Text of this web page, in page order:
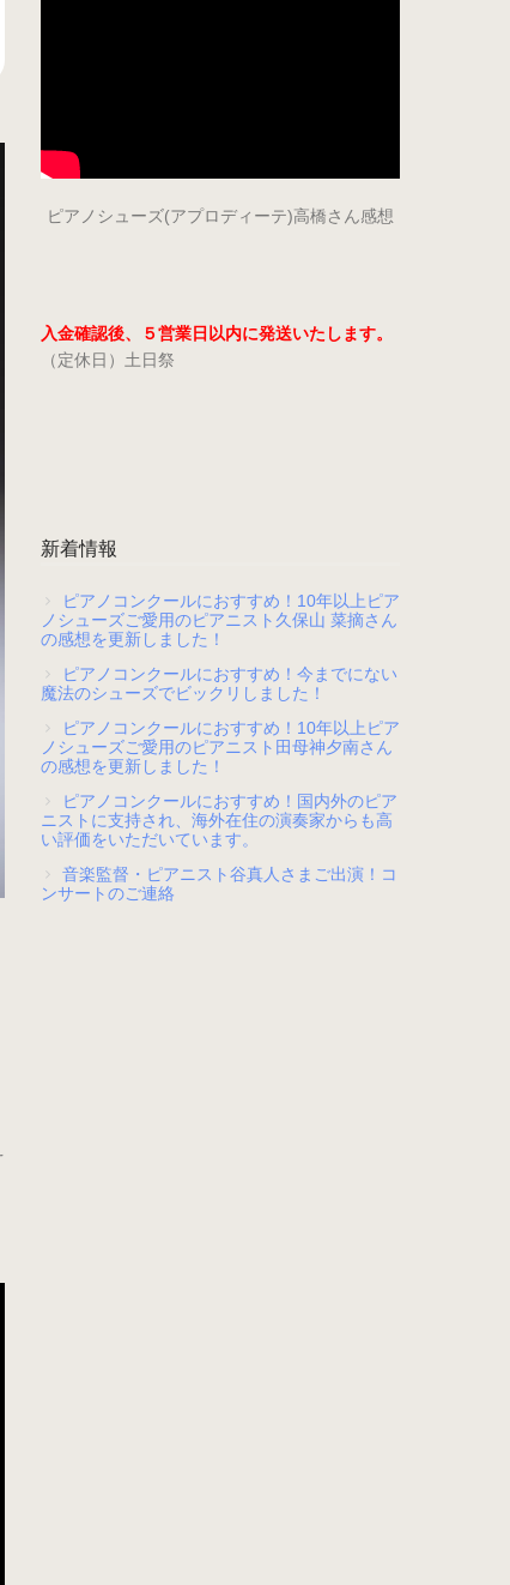
ピアノシューズ(アプロディーテ)高橋さん感想
入金確認後、５営業日以内に発送いたします。
（定休日）土日祭
新着情報
ピアノコンクールにおすすめ！10年以上ピア
ノシューズご愛用のピアニスト久保山 菜摘さん
の感想を更新しました！
ピアノコンクールにおすすめ！今までにない
魔法のシューズでビックリしました！
ピアノコンクールにおすすめ！10年以上ピア
ノシューズご愛用のピアニスト田母神夕南さん
の感想を更新しました！
ピアノコンクールにおすすめ！国内外のピア
ニストに支持され、海外在住の演奏家からも高
い評価をいただいています。
音楽監督・ピアニスト谷真人さまご出演！コ
ンサートのご連絡